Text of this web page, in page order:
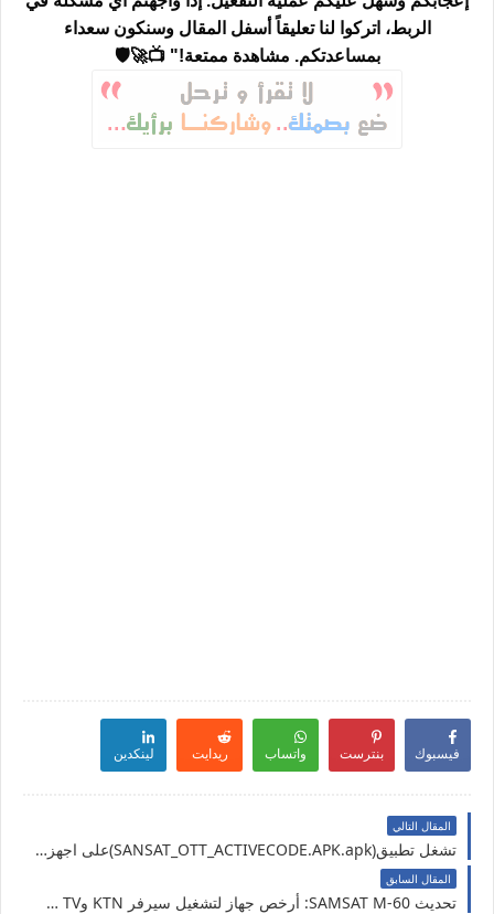
الربط، اتركوا لنا تعليقاً أسفل المقال وسنكون سعداء
بمساعدتكم. مشاهدة ممتعة!" 📺🚀🛡️
فيسبوك بنترست واتساب ريدايت لينكدين
المقال التالي
تشغل تطبيق(SANSAT_OTT_ACTIVECODE.APK.apk)على اجهزة الاندرويد/فايرستيك واجهزة تلفاز اندرويد
المقال السابق
تحديث SAMSAT M-60: أرخص جهاز لتشغيل سيرفر KTN وDream TV لمتابعة كأس أفريقيا/ كاس اسيا